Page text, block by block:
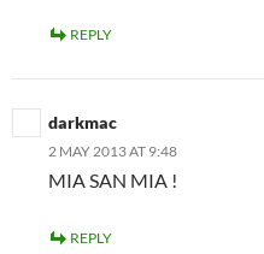
REPLY
darkmac
2 MAY 2013 AT 9:48
MIA SAN MIA !
REPLY